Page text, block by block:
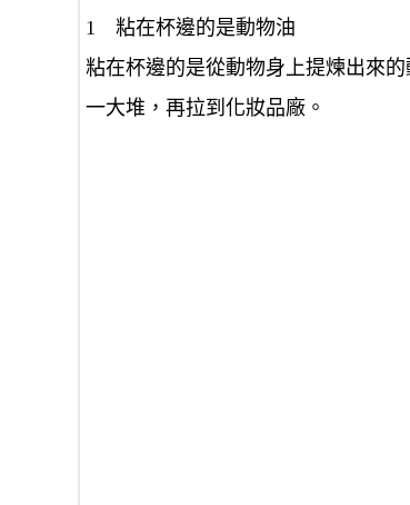
1 粘在杯邊的是動物油
粘在杯邊的是從動物身上提煉出來
一大堆，再拉到化妝品廠。